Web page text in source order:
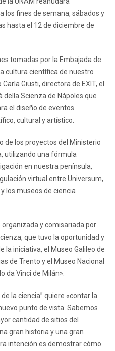
los fines de semana, sábados y
hasta el 12 de diciembre de
tomadas por la Embajada de
cultura científica de nuestro
Giusti, directora de EXIT, el
Scienza de Nápoles que
el diseño de eventos
cultural y artístico.
de los proyectos del Ministerio
utilizando una fórmula
en nuestra península,
virtual entre Universum,
los museos de ciencia
y comisariada por
que tuvo la oportunidad y
la iniciativa, el Museo Galileo de
de Trento y el Museo Nacional
da Vinci de Milán».
la ciencia” quiere «contar la
punto de vista. Sabemos
cantidad de sitios del
gran historia y una gran
intención es demostrar cómo